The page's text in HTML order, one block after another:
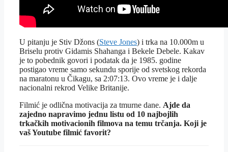
U pitanju je Stiv Džons (Steve Jones) i trka na 10.000m u
Briselu protiv Gidamis Shahanga i Bekele Debele. Kakav
je to pobednik govori i podatak da je 1985. godine
postigao vreme samo sekundu sporije od svetskog rekorda
na maratonu u Čikagu, sa 2:07:13. Ovo vreme je i dalje
nacionalni rekrod Velike Britanije.
Filmić je odlična motivacija za tmurne dane. Ajde da
zajedno napravimo jednu listu od 10 najbojlih
trkačkih motivacionih filmova na temu trčanja. Koji je
vaš Youtube filmić favorit?